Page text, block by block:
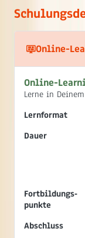
Online-
Online-
Lerne in
Lernformat
Dauer
Fortbildungs‐
punkte
Abschluss